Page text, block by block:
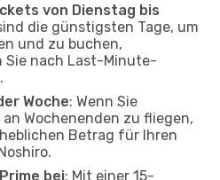
von Dienstag bis
die günstigsten Tage, um
und zu buchen,
Sie nach Last-Minute-
Woche: Wenn Sie
Wochenenden zu fliegen,
Betrag für Ihren
bei: Mit einer 15-